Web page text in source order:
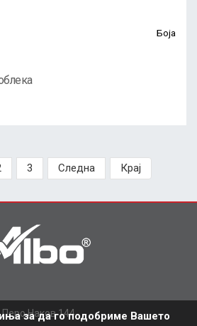
Боја
3 Следна Крај
Перо Наков 144
за да го подобриме Вашето